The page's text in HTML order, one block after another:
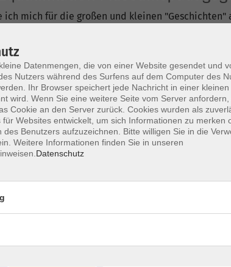
mich für die großen und kleinen "Geschichten"
begleite ich regelmäßig Touristen durch das
bin ich 1984 gezogen und habe dort an der
Mitte der 90er-Jahre war ich als Redakteur in
bei einem IT-Unternehmen. Seit 2007 arbeite ich
Sa.
und Dolce Vita in der Altstadt
So.
Datenmengen, die von einer Website gesendet und
Nutzers während des Surfens auf dem Computer des
Ihr Browser speichert jede Nachricht in einer kleinen
wird. Wenn Sie eine weitere Seite vom Server
Cookie an den Server zurück. Cookies wurden als
für Websites entwickelt, um sich Informationen zu merken
des Benutzers aufzuzeichnen. Bitte willigen Sie in die
Weitere Informationen finden Sie in unseren
Datenschutz